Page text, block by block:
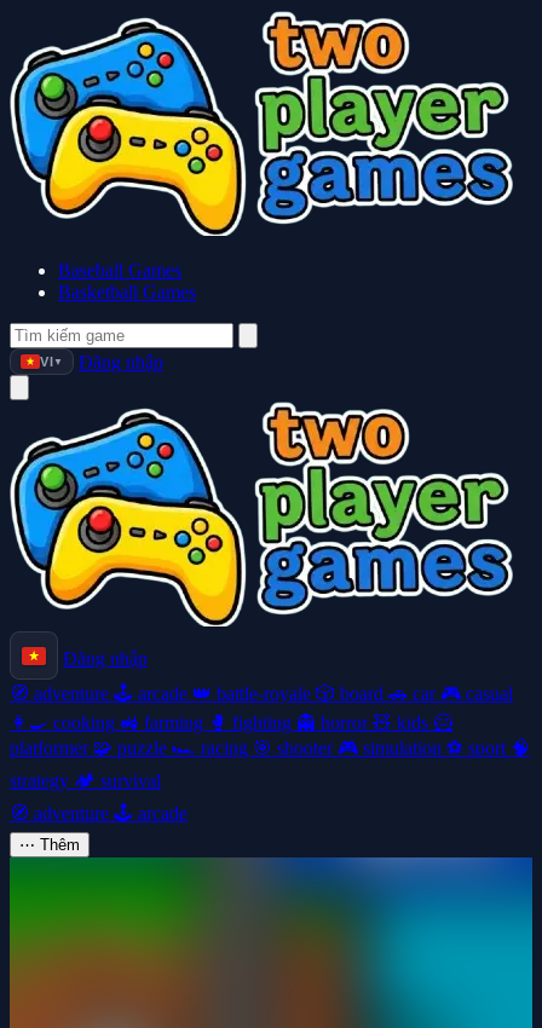
Baseball Games
Basketball Games
VI ▼ Đăng nhập
Đăng nhập
🧭 adventure 🕹️ arcade 👑 battle-royale 🎲 board 🚗 car 🎮 casual
👩‍🍳 cooking 🚜 farming 🥊 fighting 👻 horror🧸 kids 🦸
platformer 🧩 puzzle 🏎️ racing 🎯 shooter 🎮 simulation ⚽ sport 🧠
strategy 🏕️ survival
🧭 adventure 🕹️ arcade
⋯ Thêm